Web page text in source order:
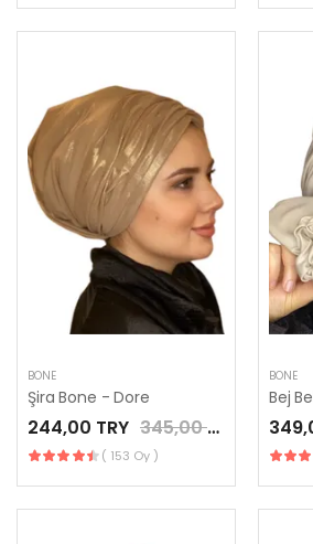
BONE
Şira Bone - Dore
244,00 TRY 345,00 TRY
( 153 Oy )
BONE
Bej